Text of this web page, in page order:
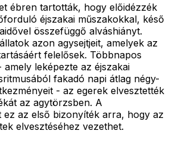
ébren tartották, hogy előidézzék
éjszakai műszakokkal, késő
összefüggő alváshiányt.
azon agysejtjeit, amelyek az
felelősek. Többnapos
leképezte az éjszakai
fakadó napi átlag négy-
- az egerek elvesztették
az agytörzsben. A
ez az első bizonyíték arra, hogy az
elvesztéséhez vezethet.